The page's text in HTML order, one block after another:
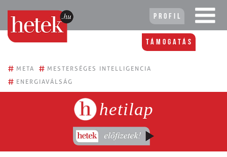
Profil
Támogatás
# META # MESTERSÉGES INTELLIGENCIA
# ENERGIAVÁLSÁG
hetilap